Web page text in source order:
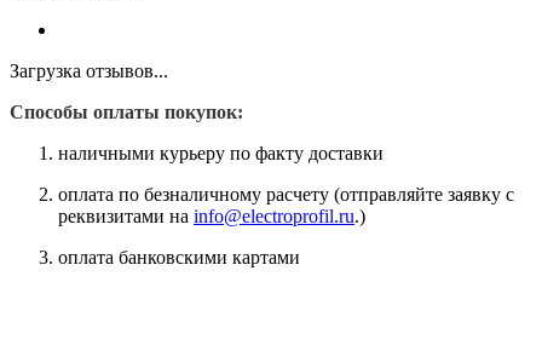
Загрузка отзывов...
Способы оплаты покупок:
наличными курьеру по факту доставки
оплата по безналичному расчету (отправляйте заявку с
реквизитами на info@electroprofil.ru.)
оплата банковскими картами